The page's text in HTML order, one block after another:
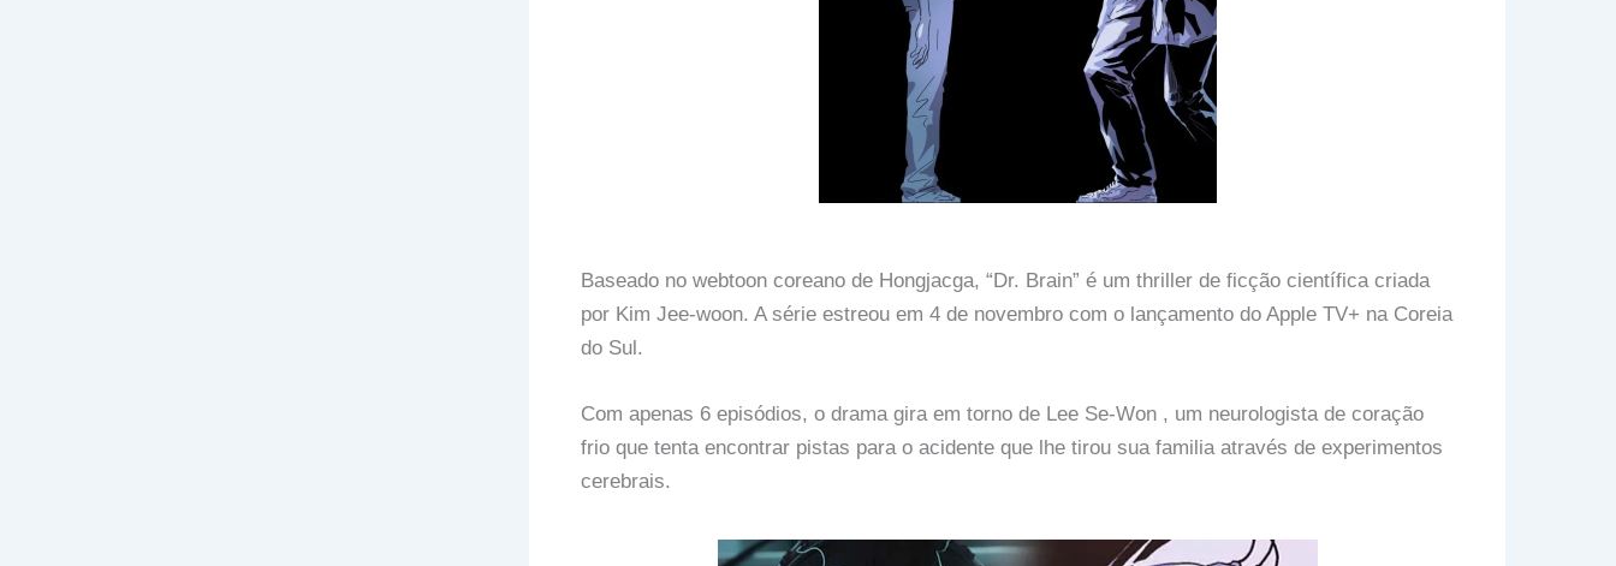
Baseado no webtoon coreano de Hongjacga, “Dr. Brain” é um thriller de ficção científica criada
por Kim Jee-woon. A série estreou em 4 de novembro com o lançamento do Apple TV+ na Coreia
do Sul.
Com apenas 6 episódios, o drama gira em torno de Lee Se-Won , um neurologista de coração
frio que tenta encontrar pistas para o acidente que lhe tirou sua familia através de experimentos
cerebrais.